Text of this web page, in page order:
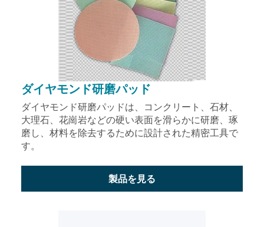
ダイヤモンド研磨パッド
ダイヤモンド研磨パッドは、コンクリート、石材、
大理石、花崗岩などの硬い表面を滑らかに研磨、琢
磨し、材料を除去するために設計された精密工具で
す。
製品を見る